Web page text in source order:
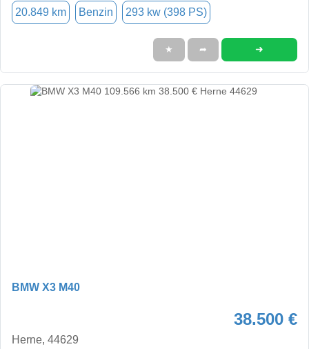
20.849 km Benzin 293 kw (398 PS)
★ ➦ ➜
BMW X3 M40
38.500 €
Herne, 44629